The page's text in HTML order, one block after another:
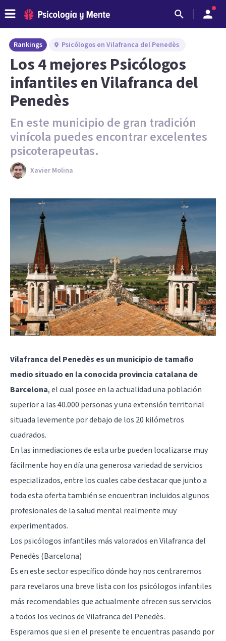
Rankings Psicólogos en Vilafranca del Penedès
Los 4 mejores Psicólogos
infantiles en Vilafranca del
Penedès
En este municipio de gran tradición
vinícola puedes encontrar excelentes
psicoterapeutas.
Xavier Molina
Vilafranca del Penedès es un municipio de tamaño
medio situado en la conocida provincia catalana de
Barcelona, el cual posee en la actualidad una población
superior a las 40.000 personas y una extensión territorial
situada levemente por debajo de los 20 kilómetros
cuadrados.
En las inmediaciones de esta urbe pueden localizarse muy
fácilmente hoy en día una generosa variedad de servicios
especializados, entre los cuales cabe destacar que junto a
toda esta oferta también se encuentran incluidos algunos
profesionales de la salud mental realmente muy
experimentados.
Los psicólogos infantiles más valorados en Vilafranca del
Penedès (Barcelona)
Es en este sector específico dónde hoy nos centraremos
para revelaros una breve lista con los psicólogos infantiles
más recomendables que actualmente ofrecen sus servicios
a todos los vecinos deVilafranca del Penedès.
Esperamos que si en el presente te encuentras pasando por